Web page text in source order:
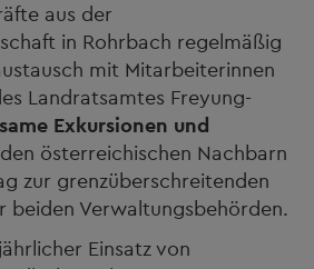
aus der
in Rohrbach regelmäßig
mit Mitarbeiterinnen
Landratsamtes Freyung-
Exkursionen und
österreichischen Nachbarn
zur grenzüberschreitenden
beiden Verwaltungsbehörden.
Einsatz von